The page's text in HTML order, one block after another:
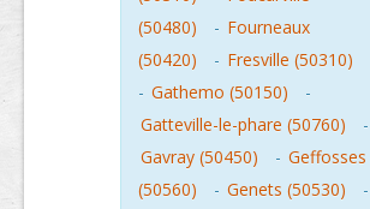
(50480)
- Fourneaux
(50420)
- Fresville (50310)
- Gathemo (50150)
-
Gatteville-le-phare (50760)
-
Gavray (50450)
- Geffosses
(50560)
- Genets (50530)
-